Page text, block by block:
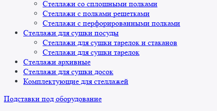
Стеллажи со сплошными полками
Стеллажи с полками решетками
Стеллажи с перфорированными полками
Стеллажи для сушки посуды
Стеллажи для сушки тарелок и стаканов
Стеллажи для сушки тарелок
Стеллажи архивные
Стеллажи для сушки досок
Комплектующие для стеллажей
Подставки под оборудование